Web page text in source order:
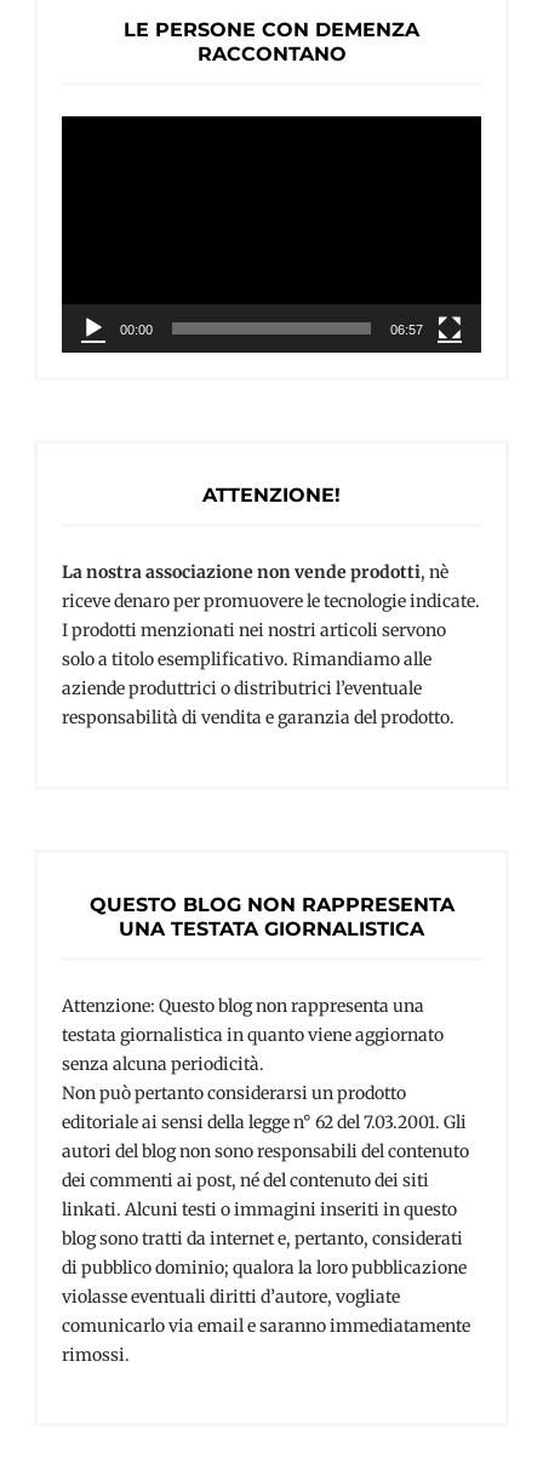
LE PERSONE CON DEMENZA
RACCONTANO
00:00 06:57
ATTENZIONE!
La nostra associazione non vende prodotti, nè
riceve denaro per promuovere le tecnologie indicate.
I prodotti menzionati nei nostri articoli servono
solo a titolo esemplificativo. Rimandiamo alle
aziende produttrici o distributrici l’eventuale
responsabilità di vendita e garanzia del prodotto.
QUESTO BLOG NON RAPPRESENTA
UNA TESTATA GIORNALISTICA
Attenzione: Questo blog non rappresenta una
testata giornalistica in quanto viene aggiornato
senza alcuna periodicità.
Non può pertanto considerarsi un prodotto
editoriale ai sensi della legge n° 62 del 7.03.2001. Gli
autori del blog non sono responsabili del contenuto
dei commenti ai post, né del contenuto dei siti
linkati. Alcuni testi o immagini inseriti in questo
blog sono tratti da internet e, pertanto, considerati
di pubblico dominio; qualora la loro pubblicazione
violasse eventuali diritti d’autore, vogliate
comunicarlo via email e saranno immediatamente
rimossi.